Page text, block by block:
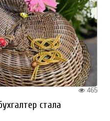
465
стала